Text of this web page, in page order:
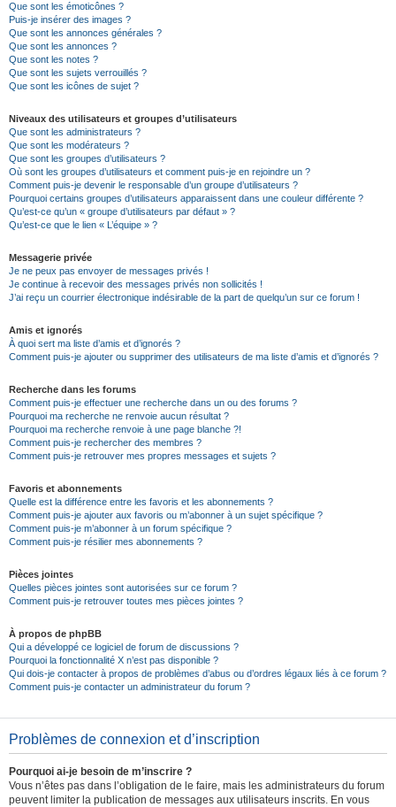
Que sont les émoticônes ?
Puis-je insérer des images ?
Que sont les annonces générales ?
Que sont les annonces ?
Que sont les notes ?
Que sont les sujets verrouillés ?
Que sont les icônes de sujet ?
Niveaux des utilisateurs et groupes d’utilisateurs
Que sont les administrateurs ?
Que sont les modérateurs ?
Que sont les groupes d’utilisateurs ?
Où sont les groupes d’utilisateurs et comment puis-je en rejoindre un ?
Comment puis-je devenir le responsable d’un groupe d’utilisateurs ?
Pourquoi certains groupes d’utilisateurs apparaissent dans une couleur différente ?
Qu’est-ce qu’un « groupe d’utilisateurs par défaut » ?
Qu’est-ce que le lien « L’équipe » ?
Messagerie privée
Je ne peux pas envoyer de messages privés !
Je continue à recevoir des messages privés non sollicités !
J’ai reçu un courrier électronique indésirable de la part de quelqu’un sur ce forum !
Amis et ignorés
À quoi sert ma liste d’amis et d’ignorés ?
Comment puis-je ajouter ou supprimer des utilisateurs de ma liste d’amis et d’ignorés ?
Recherche dans les forums
Comment puis-je effectuer une recherche dans un ou des forums ?
Pourquoi ma recherche ne renvoie aucun résultat ?
Pourquoi ma recherche renvoie à une page blanche ?!
Comment puis-je rechercher des membres ?
Comment puis-je retrouver mes propres messages et sujets ?
Favoris et abonnements
Quelle est la différence entre les favoris et les abonnements ?
Comment puis-je ajouter aux favoris ou m’abonner à un sujet spécifique ?
Comment puis-je m’abonner à un forum spécifique ?
Comment puis-je résilier mes abonnements ?
Pièces jointes
Quelles pièces jointes sont autorisées sur ce forum ?
Comment puis-je retrouver toutes mes pièces jointes ?
À propos de phpBB
Qui a développé ce logiciel de forum de discussions ?
Pourquoi la fonctionnalité X n’est pas disponible ?
Qui dois-je contacter à propos de problèmes d’abus ou d’ordres légaux liés à ce forum ?
Comment puis-je contacter un administrateur du forum ?
Problèmes de connexion et d’inscription
Pourquoi ai-je besoin de m’inscrire ?
Vous n’êtes pas dans l’obligation de le faire, mais les administrateurs du forum
peuvent limiter la publication de messages aux utilisateurs inscrits. En vous